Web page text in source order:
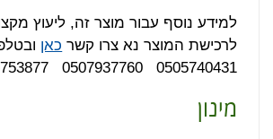
למידע נוסף עבור מוצר זה, ליעוץ
לרכישת המוצר נא צרו קשר כאן
0505740431 0507937760 035753877
מינון